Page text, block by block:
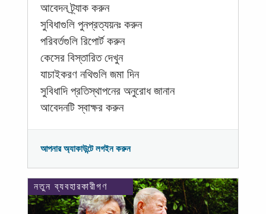
আবেদন ট্র্যাক করুন
সুবিধাগুলি পুনপ্রত্যয়নঃ করুন
পরিবর্তগুলি রিপোর্ট করুন
কেসের বিস্তারিত দেখুন
যাচাইকরণ নথিগুলি জমা দিন
সুবিধাদি প্রতিস্থাপনের অনুরোধ জানান
আবেদনটি স্বাক্ষর করুন
আপনার অ্যাকাউন্টে লগইন করুন
নতুন ব্যবহারকারীগণ